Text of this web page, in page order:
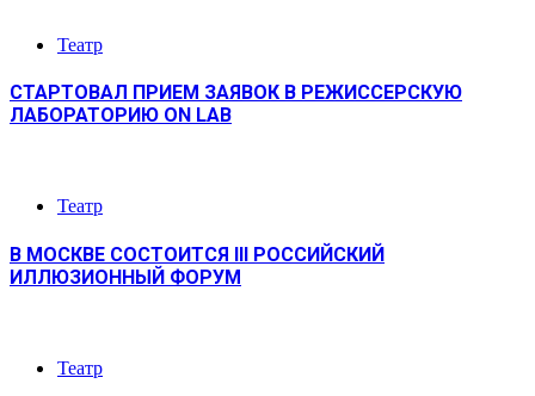
Театр
СТАРТОВАЛ ПРИЕМ ЗАЯВОК В РЕЖИССЕРСКУЮ
ЛАБОРАТОРИЮ ON LAB
Театр
В МОСКВЕ СОСТОИТСЯ III РОССИЙСКИЙ
ИЛЛЮЗИОННЫЙ ФОРУМ
Театр